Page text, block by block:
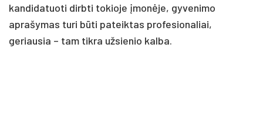
kandidatuoti dirbti tokioje įmonėje, gyvenimo
aprašymas turi būti pateiktas profesionaliai,
geriausia – tam tikra užsienio kalba.